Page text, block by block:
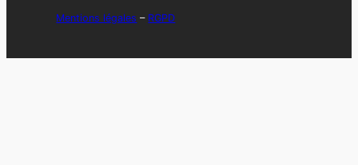
Mentions légales – RGPD